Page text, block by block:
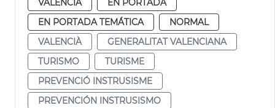
EN PORTADA TEMÁTICA
NORMAL
VALENCIÀ
GENERALITAT VALENCIANA
TURISMO
TURISME
PREVENCIÓ INSTRUSISME
PREVENCIÓN INSTRUSISMO